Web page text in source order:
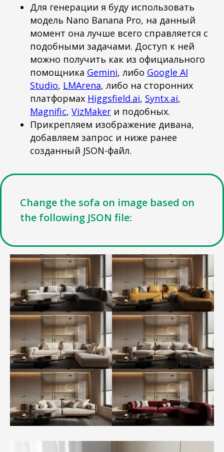
Для генерации я буду использовать
модель Nano Banana Pro, на данный
момент она лучше всего справляется с
подобными задачами. Доступ к ней
можно получить как из официального
помощника Gemini, либо Google AI
Studio, LMArena, либо на сторонних
платформах Higgsfield.ai, Syntx.ai,
Magnific, VizMaker и подобных.
Прикрепляем изображение дивана,
добавляем запрос и ниже ранее
созданный JSON-файл.
Change the sofa on image based on
the following JSON file: